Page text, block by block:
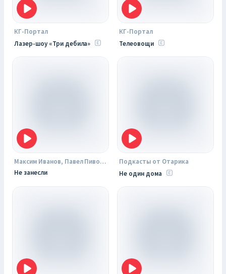
КГ-Портал
Лазер-шоу «Три дебила»
КГ-Портал
Телеовощи
Максим Иванов, Павел Пивоваров, Артемий Леонов
Не занесли
Подкасты от Отарика
Не один дома